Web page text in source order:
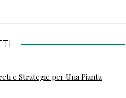
e Strategie per Una Pianta